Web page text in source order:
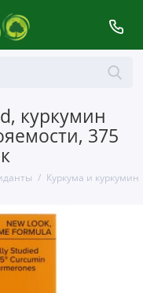
куркумин
375
Куркума и куркумин